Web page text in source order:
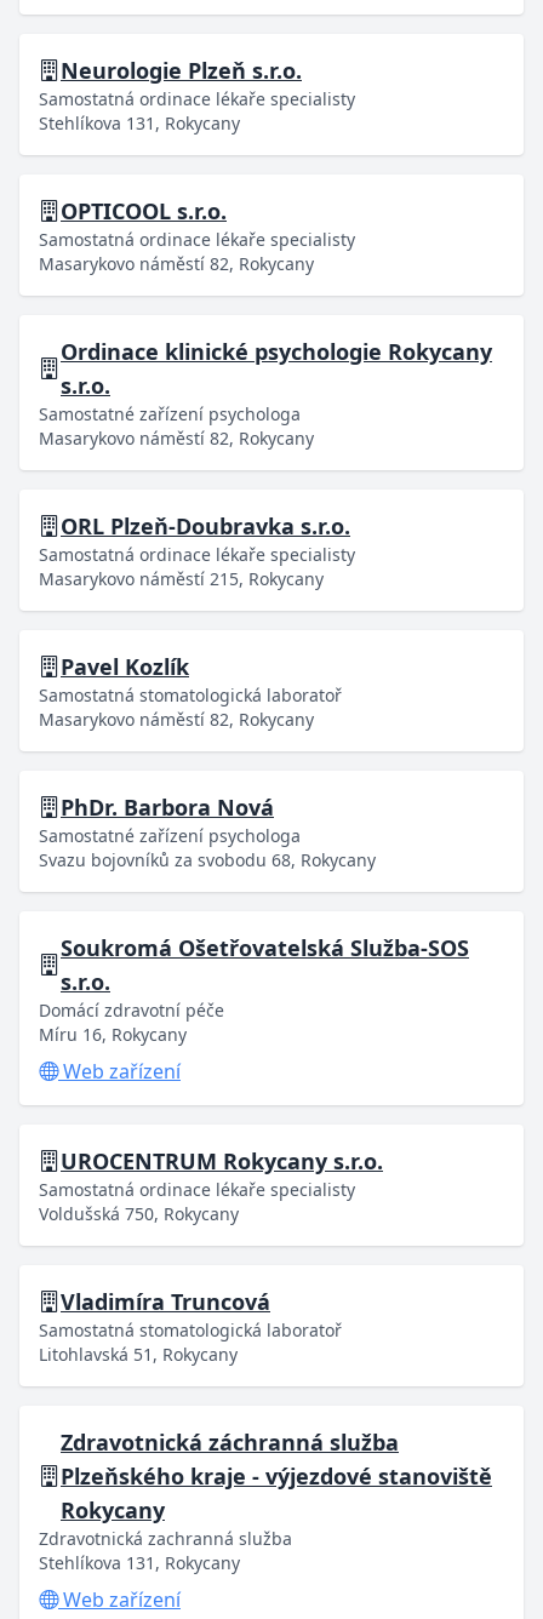
Neurologie Plzeň s.r.o.
Samostatná ordinace lékaře specialisty
Stehlíkova 131, Rokycany
OPTICOOL s.r.o.
Samostatná ordinace lékaře specialisty
Masarykovo náměstí 82, Rokycany
Ordinace klinické psychologie Rokycany
s.r.o.
Samostatné zařízení psychologa
Masarykovo náměstí 82, Rokycany
ORL Plzeň-Doubravka s.r.o.
Samostatná ordinace lékaře specialisty
Masarykovo náměstí 215, Rokycany
Pavel Kozlík
Samostatná stomatologická laboratoř
Masarykovo náměstí 82, Rokycany
PhDr. Barbora Nová
Samostatné zařízení psychologa
Svazu bojovníků za svobodu 68, Rokycany
Soukromá Ošetřovatelská Služba-SOS
s.r.o.
Domácí zdravotní péče
Míru 16, Rokycany
Web zařízení
UROCENTRUM Rokycany s.r.o.
Samostatná ordinace lékaře specialisty
Voldušská 750, Rokycany
Vladimíra Truncová
Samostatná stomatologická laboratoř
Litohlavská 51, Rokycany
Zdravotnická záchranná služba
Plzeňského kraje - výjezdové stanoviště
Rokycany
Zdravotnická zachranná služba
Stehlíkova 131, Rokycany
Web zařízení